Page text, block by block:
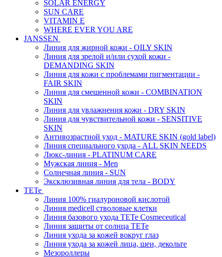
SOLAR ENERGY
SUN CARE
VITAMIN E
WHERE EVER YOU ARE
JANSSEN
Линия для жирной кожи - OILY SKIN
Линия для зрелой и/или сухой кожи -
DEMANDING SKIN
Линия для кожи с проблемами пигментации -
FAIR SKIN
Линия для смешенной кожи - COMBINATION
SKIN
Линия для увлажнения кожи - DRY SKIN
Линия для чувствительной кожи - SENSITIVE
SKIN
Антивозрастной уход - MATURE SKIN (gold label)
Линия специального ухода - ALL SKIN NEEDS
Люкс-линия - PLATINUM CARE
Мужская линия - Men
Солнечная линия - SUN
Эксклюзивная линия для тела - BODY
TETe
Линия 100% гиалуроновой кислотой
Линия medicell стволовые клетки
Линия базового ухода TETe Cosmeceutical
Линия защиты от солнца TETe
Линия ухода за кожей вокруг глаз
Линия ухода за кожей лица, шеи, декольте
Мезороллеры